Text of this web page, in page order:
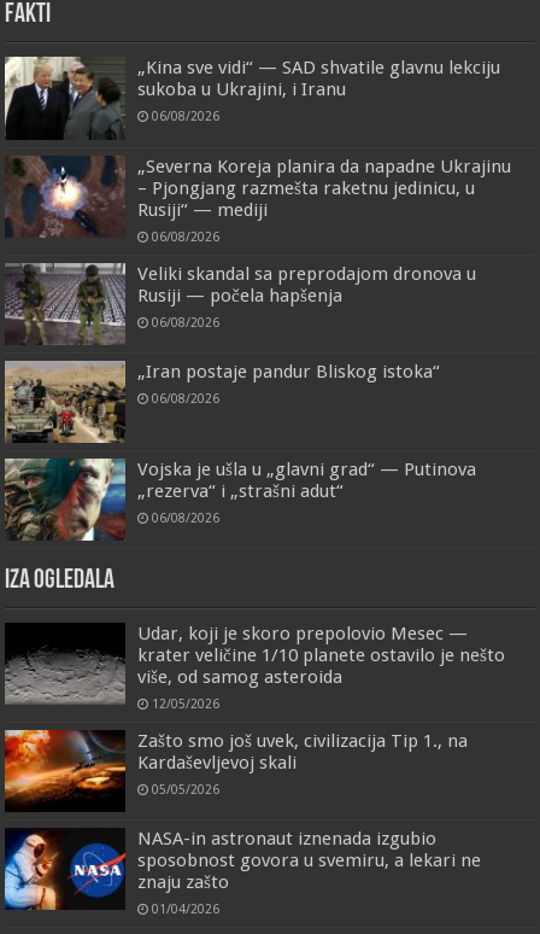
FAKTI
„Kina sve vidi“ — SAD shvatile glavnu lekciju
sukoba u Ukrajini, i Iranu
06/08/2026
„Severna Koreja planira da napadne Ukrajinu
– Pjongjang razmešta raketnu jedinicu, u
Rusiji“ — mediji
06/08/2026
Veliki skandal sa preprodajom dronova u
Rusiji — počela hapšenja
06/08/2026
„Iran postaje pandur Bliskog istoka“
06/08/2026
Vojska je ušla u „glavni grad“ — Putinova
„rezerva“ i „strašni adut“
06/08/2026
IZA OGLEDALA
Udar, koji je skoro prepolovio Mesec —
krater veličine 1/10 planete ostavilo je nešto
više, od samog asteroida
12/05/2026
Zašto smo još uvek, civilizacija Tip 1., na
Kardaševljevoj skali
05/05/2026
NASA-in astronaut iznenada izgubio
sposobnost govora u svemiru, a lekari ne
znaju zašto
01/04/2026